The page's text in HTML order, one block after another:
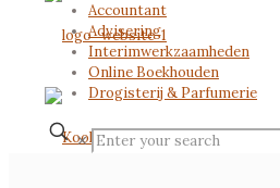
Accountant
Advisering
Interimwerkzaamheden
Online Boekhouden
Drogisterij & Parfumerie
✕